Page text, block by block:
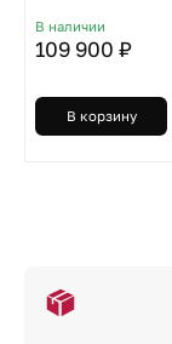
В наличии
109 900 ₽
В корзину